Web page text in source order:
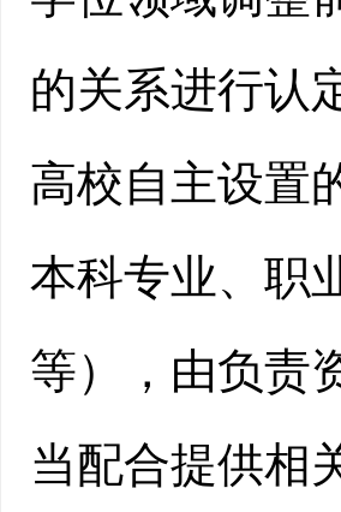
的关系进行认
高校自主设置
本科专业、职
等），由负责
当配合提供相